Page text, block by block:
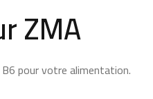
ZMA
pour votre alimentation.